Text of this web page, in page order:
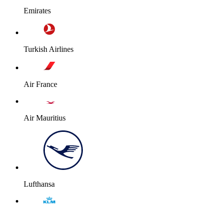
Emirates
Turkish Airlines
Air France
Air Mauritius
Lufthansa